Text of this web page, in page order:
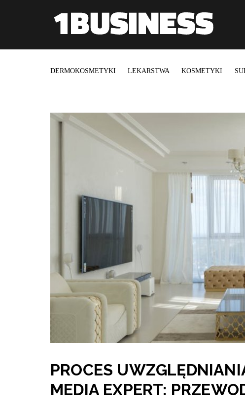
DERMOKOSMETYKI LEKARSTWA KOSMETYKI
PROCES
MEDIA EXPERT: